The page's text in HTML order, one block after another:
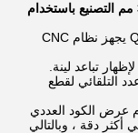
الهيدروليكية آلة سوينغ شعاع القص 16 مم 3200 مم التصنيع باستخدام
1. يستخدم المحرك الرئيسي نوع سلسلة QC12Y يجهز نظام CNC
تباعد لينة.
التلقائي لقطع
عرض الكود العددي
دقة ، وبالتالي